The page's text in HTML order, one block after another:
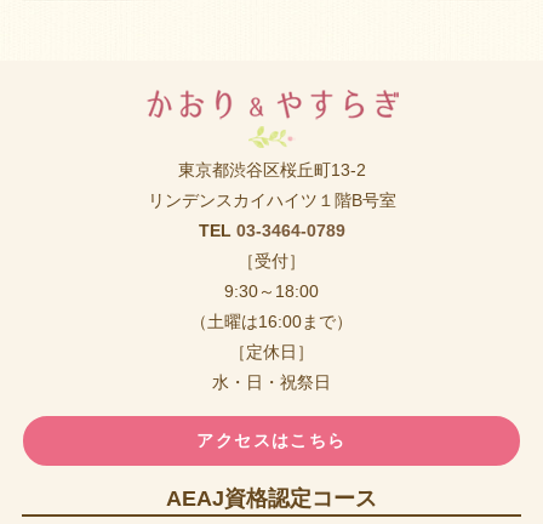
東京都渋谷区桜丘町13-2
リンデンスカイハイツ１階B号室
TEL 03-3464-0789
［受付］
9:30～18:00
（土曜は16:00まで）
［定休日］
水・日・祝祭日
アクセスはこちら
AEAJ資格認定コース